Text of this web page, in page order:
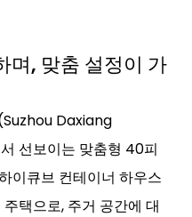
며, 맞춤 설정이 가
Daxiang
선보이는 맞춤형 40피
이큐브 컨테이너 하우스
택으로, 주거 공간에 대